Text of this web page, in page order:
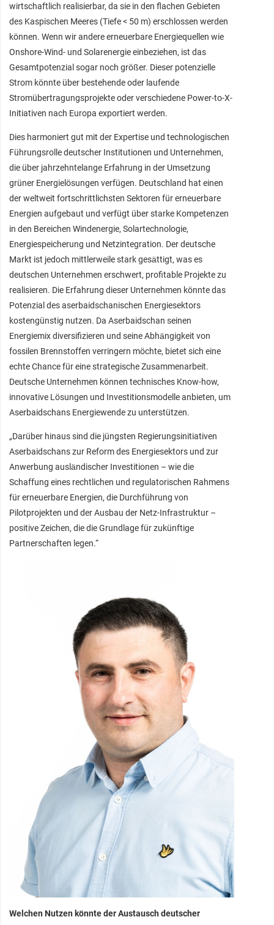
wirtschaftlich realisierbar, da sie in den flachen Gebieten
des Kaspischen Meeres (Tiefe < 50 m) erschlossen werden
können. Wenn wir andere erneuerbare Energiequellen wie
Onshore-Wind- und Solarenergie einbeziehen, ist das
Gesamtpotenzial sogar noch größer. Dieser potenzielle
Strom könnte über bestehende oder laufende
Stromübertragungsprojekte oder verschiedene Power-to-X-
Initiativen nach Europa exportiert werden.
Dies harmoniert gut mit der Expertise und technologischen
Führungsrolle deutscher Institutionen und Unternehmen,
die über jahrzehntelange Erfahrung in der Umsetzung
grüner Energielösungen verfügen. Deutschland hat einen
der weltweit fortschrittlichsten Sektoren für erneuerbare
Energien aufgebaut und verfügt über starke Kompetenzen
in den Bereichen Windenergie, Solartechnologie,
Energiespeicherung und Netzintegration. Der deutsche
Markt ist jedoch mittlerweile stark gesättigt, was es
deutschen Unternehmen erschwert, profitable Projekte zu
realisieren. Die Erfahrung dieser Unternehmen könnte das
Potenzial des aserbaidschanischen Energiesektors
kostengünstig nutzen. Da Aserbaidschan seinen
Energiemix diversifizieren und seine Abhängigkeit von
fossilen Brennstoffen verringern möchte, bietet sich eine
echte Chance für eine strategische Zusammenarbeit.
Deutsche Unternehmen können technisches Know-how,
innovative Lösungen und Investitionsmodelle anbieten, um
Aserbaidschans Energiewende zu unterstützen.
„Darüber hinaus sind die jüngsten Regierungsinitiativen
Aserbaidschans zur Reform des Energiesektors und zur
Anwerbung ausländischer Investitionen – wie die
Schaffung eines rechtlichen und regulatorischen Rahmens
für erneuerbare Energien, die Durchführung von
Pilotprojekten und der Ausbau der Netz-Infrastruktur –
positive Zeichen, die die Grundlage für zukünftige
Partnerschaften legen.“
Welchen Nutzen könnte der Austausch deutscher